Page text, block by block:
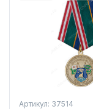
Артикул: 37514